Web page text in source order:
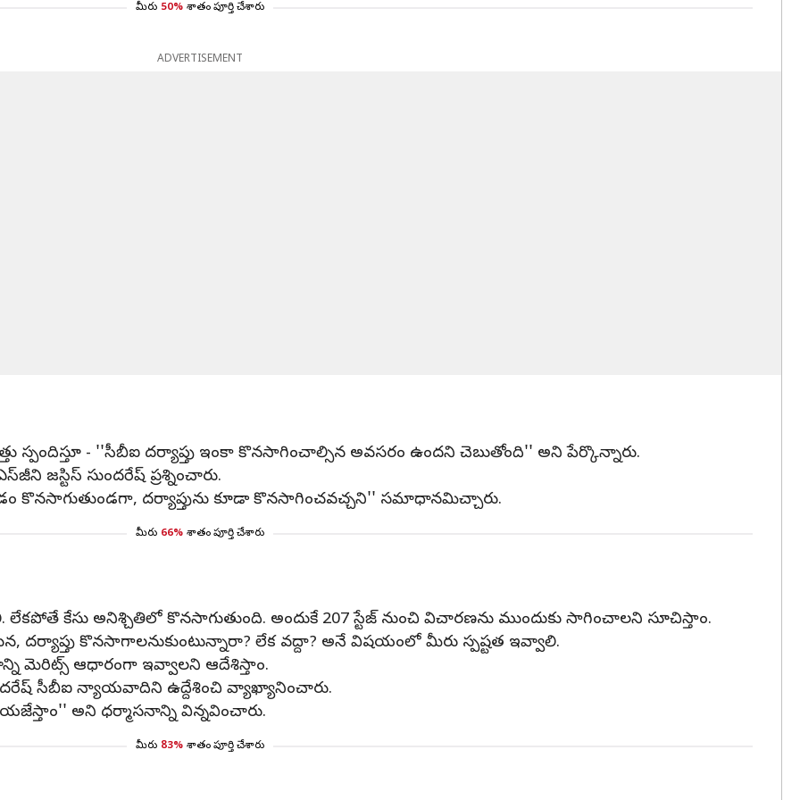
మీరు 50% శాతం పూర్తి చేశారు
ADVERTISEMENT
- ''సీబీఐ దర్యాప్తు ఇంకా కొనసాగించాల్సిన అవసరం ఉందని చెబుతోంది'' అని పేర్కొన్నారు.
జస్టిస్ సుందరేష్ ప్రశ్నించారు.
కొనసాగుతుండగా, దర్యాప్తును కూడా కొనసాగించవచ్చని'' సమాధానమిచ్చారు.
మీరు 66% శాతం పూర్తి చేశారు
లేకపోతే కేసు అనిశ్చితిలో కొనసాగుతుంది. అందుకే 207 స్టేజ్ నుంచి విచారణను ముందుకు సాగించాలని సూచిస్తాం.
దర్యాప్తు కొనసాగాలనుకుంటున్నారా? లేక వద్దా? అనే విషయంలో మీరు స్పష్టత ఇవ్వాలి.
మెరిట్స్ ఆధారంగా ఇవ్వాలని ఆదేశిస్తాం.
సీబీఐ న్యాయవాదిని ఉద్దేశించి వ్యాఖ్యానించారు.
అని ధర్మాసనాన్ని విన్నవించారు.
మీరు 83% శాతం పూర్తి చేశారు